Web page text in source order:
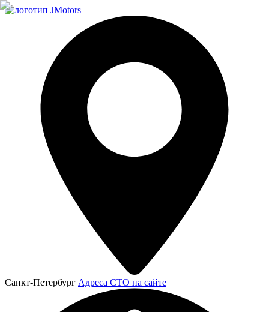
Санкт-Петербург Адреса СТО на сайте